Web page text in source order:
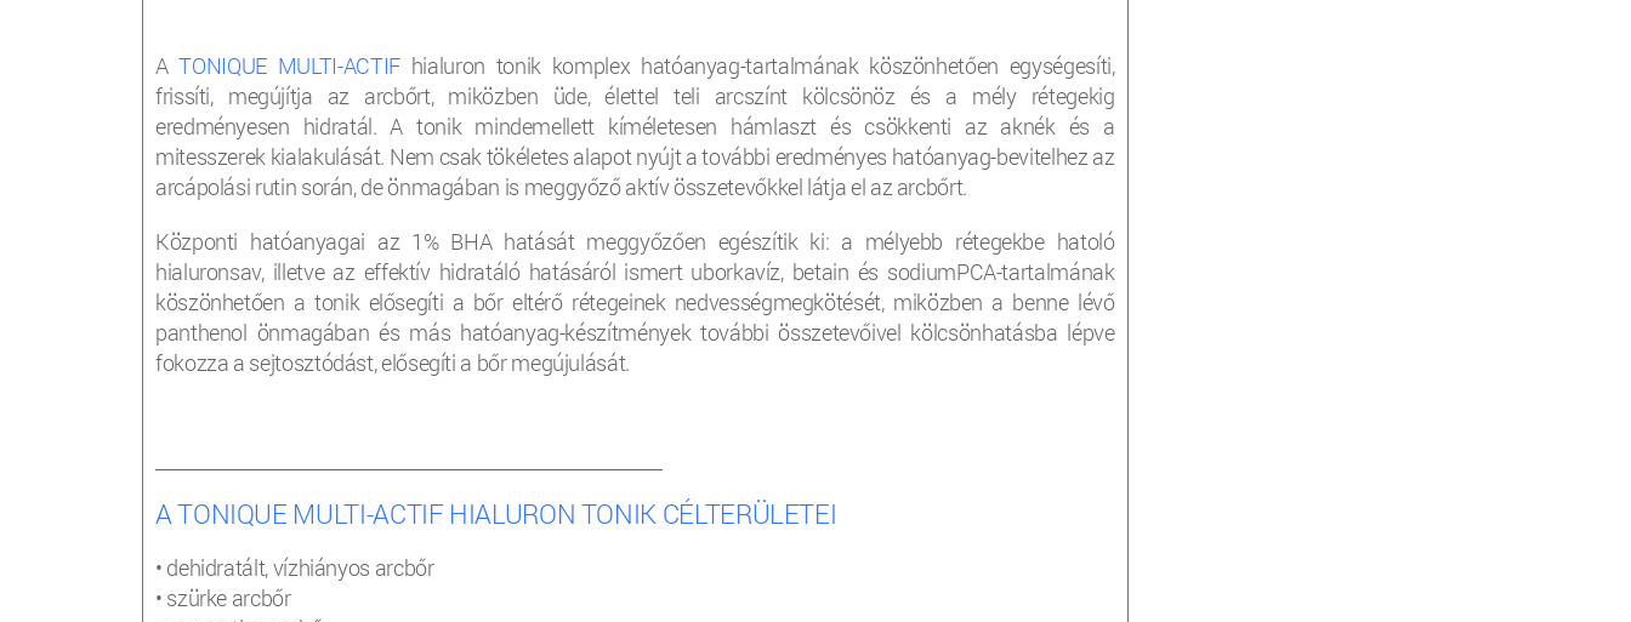
ATONIQUE MULTI-ACTIFhialuron tonik komplex hatóanyag-tartalmának köszönhetően egységesíti,
frissíti, megújítja az arcbőrt, miközben üde, élettel teli arcszínt kölcsönöz és a mély rétegekig
eredményesen hidratál. A tonik mindemellett kíméletesen hámlaszt és csökkenti az aknék és a
mitesszerek kialakulását. Nem csak tökéletes alapot nyújt a további eredményes hatóanyag-bevitelhez az
arcápolási rutin során, de önmagában is meggyőző aktív összetevőkkel látja el az arcbőrt.
Központi hatóanyagai az 1% BHA hatását meggyőzően egészítik ki: a mélyebb rétegekbe hatoló
hialuronsav, illetve az effektív hidratáló hatásáról ismert uborkavíz, betain és sodiumPCA-tartalmának
köszönhetően a tonik elősegíti a bőr eltérő rétegeinek nedvességmegkötését, miközben a benne lévő
panthenol önmagában és más hatóanyag-készítmények további összetevőivel kölcsönhatásba lépve
fokozza a sejtosztódást, elősegíti a bőr megújulását.
A TONIQUE MULTI-ACTIF HIALURON TONIK CÉLTERÜLETEI
• dehidratált, vízhiányos arcbőr
• szürke arcbőr